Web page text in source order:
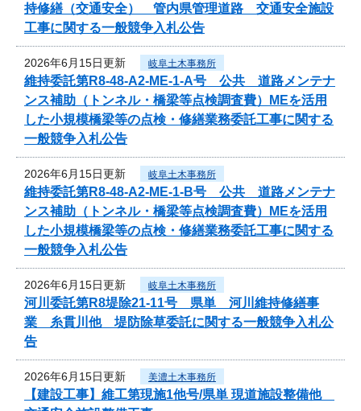
持修繕（交通安全） 管内県管理道路 交通安全施設
工事に関する一般競争入札公告
2026年6月15日更新 岐阜土木事務所
維持委託第R8-48-A2-ME-1-A号 公共 道路メンテナ
ンス補助（トンネル・橋梁等点検調査費）MEを活用
した小規模橋梁等の点検・修繕業務委託工事に関する
一般競争入札公告
2026年6月15日更新 岐阜土木事務所
維持委託第R8-48-A2-ME-1-B号 公共 道路メンテナ
ンス補助（トンネル・橋梁等点検調査費）MEを活用
した小規模橋梁等の点検・修繕業務委託工事に関する
一般競争入札公告
2026年6月15日更新 岐阜土木事務所
河川委託第R8堤除21-11号 県単 河川維持修繕事
業 糸貫川他 堤防除草委託に関する一般競争入札公
告
2026年6月15日更新 美濃土木事務所
【建設工事】維工第現施1他号/県単 現道施設整備他